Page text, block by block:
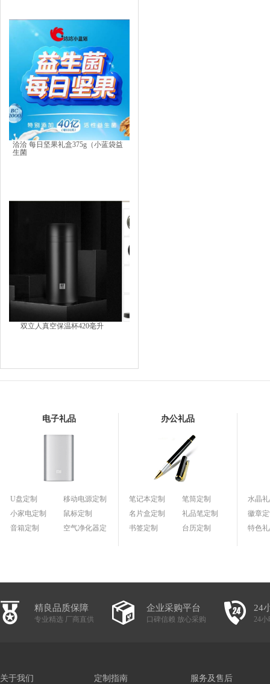
洽洽 每日坚果礼盒375g（小蓝袋益
生菌
双立人真空保温杯420毫升
电子礼品
U盘定制
移动电源定制
小家电定制
鼠标定制
音箱定制
空气净化器定
办公礼品
笔记本定制
笔筒定制
名片盒定制
礼品笔定制
书签定制
台历定制
水晶
徽章
特色
精良品质保障
专业精选 厂商直供
企业采购平台
口碑信赖 放心采购
24
24
关于我们 定制指南 服务及售后